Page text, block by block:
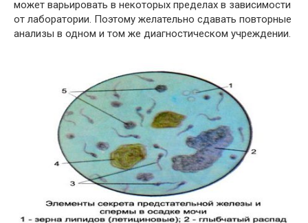
может варьировать в некоторых пределах в зависимости
от лаборатории. Поэтому желательно сдавать повторные
анализы в одном и том же диагностическом учреждении.